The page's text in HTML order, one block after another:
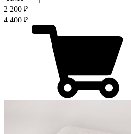
2 200 ₽
4 400 ₽